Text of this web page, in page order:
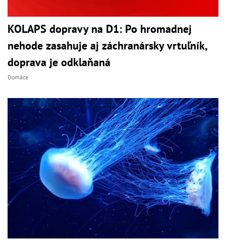
KOLAPS dopravy na D1: Po hromadnej
nehode zasahuje aj záchranársky vrtuľník,
doprava je odklaňaná
Domáce